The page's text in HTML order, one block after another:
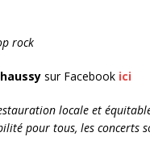
rock
sur Facebook ici
locale et
pour tous, les concerts